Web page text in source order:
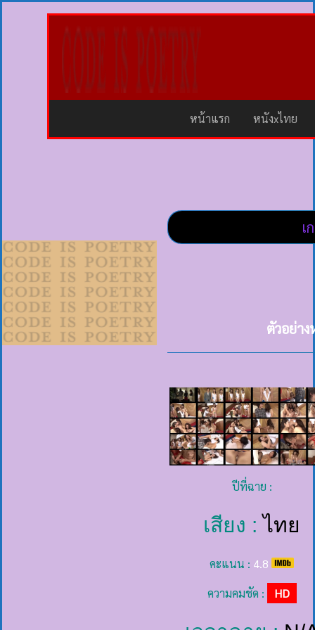
หน้าแรก หนังxไทย
เ
ตัวอย่า
ปีที่ฉาย :
เสียง :ไทย
คะแนน : 4.8
ความคมชัด :
HD